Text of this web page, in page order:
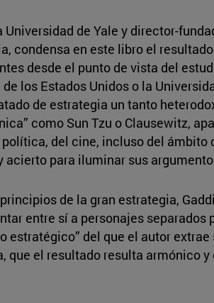
de Yale y director-
condensa en este libro el
desde el punto de vista del
los Estados Unidos o la
de estrategia un tanto
como Sun Tzu o Clausewitz,
del cine, incluso del ámbito
para iluminar sus
de la gran estrategia,
entre sí a personajes separados
estratégico” del que el autor
que el resultado resulta armónico